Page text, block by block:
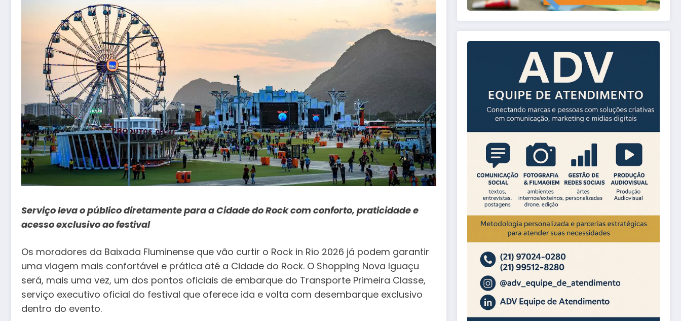
Serviço leva o público diretamente para a Cidade do Rock com conforto, praticidade e
acesso exclusivo ao festival
Os moradores da Baixada Fluminense que vão curtir o Rock in Rio 2026 já podem garantir
uma viagem mais confortável e prática até a Cidade do Rock. O Shopping Nova Iguaçu
será, mais uma vez, um dos pontos oficiais de embarque do Transporte Primeira Classe,
serviço executivo oficial do festival que oferece ida e volta com desembarque exclusivo
dentro do evento.